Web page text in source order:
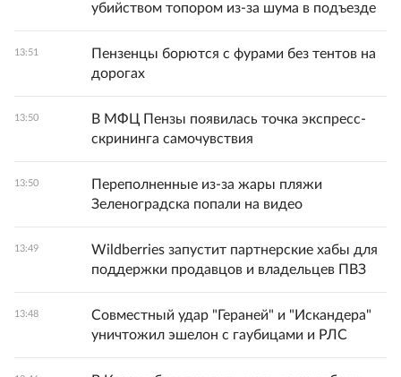
убийством топором из-за шума в подъезде
13:51
Пензенцы борются с фурами без тентов на
дорогах
13:50
В МФЦ Пензы появилась точка экспресс-
скрининга самочувствия
13:50
Переполненные из-за жары пляжи
Зеленоградска попали на видео
13:49
Wildberries запустит партнерские хабы для
поддержки продавцов и владельцев ПВЗ
13:48
Совместный удар "Гераней" и "Искандера"
уничтожил эшелон с гаубицами и РЛС